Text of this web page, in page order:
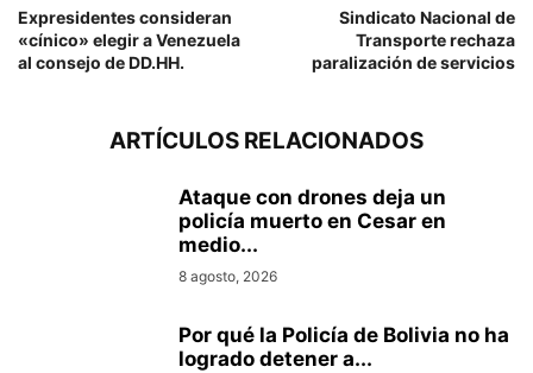
Expresidentes consideran
«cínico» elegir a Venezuela
al consejo de DD.HH.
Sindicato Nacional de
Transporte rechaza
paralización de servicios
ARTÍCULOS RELACIONADOS
Ataque con drones deja un
policía muerto en Cesar en
medio...
8 agosto, 2026
Por qué la Policía de Bolivia no ha
logrado detener a...